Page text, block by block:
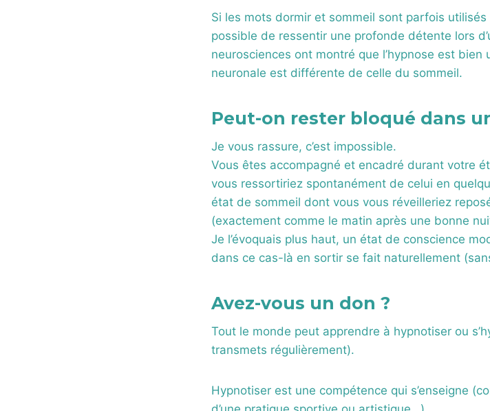
Si les mots dormir et sommeil sont parfois
possible de ressentir une profonde détente lors
neurosciences ont montré que l’hypnose est
neuronale est différente de celle du sommeil.
Peut-on rester bloqué dans
Je vous rassure, c’est impossible.
Vous êtes accompagné et encadré durant votre
vous ressortiriez spontanément de celui en
état de sommeil dont vous vous réveilleriez
(exactement comme le matin après une bonne
Je l’évoquais plus haut, un état de conscience
dans ce cas-là en sortir se fait naturellement
Avez-vous un don ?
Tout le monde peut apprendre à hypnotiser ou
transmets régulièrement).
Hypnotiser est une compétence qui s’enseigne